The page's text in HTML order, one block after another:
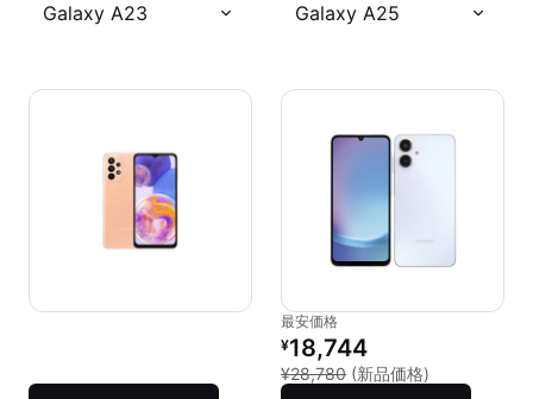
Galaxy A23 Galaxy A25
最安価格
リファービッシュ品の価格：
¥18,744
¥28,780 (新品価格)